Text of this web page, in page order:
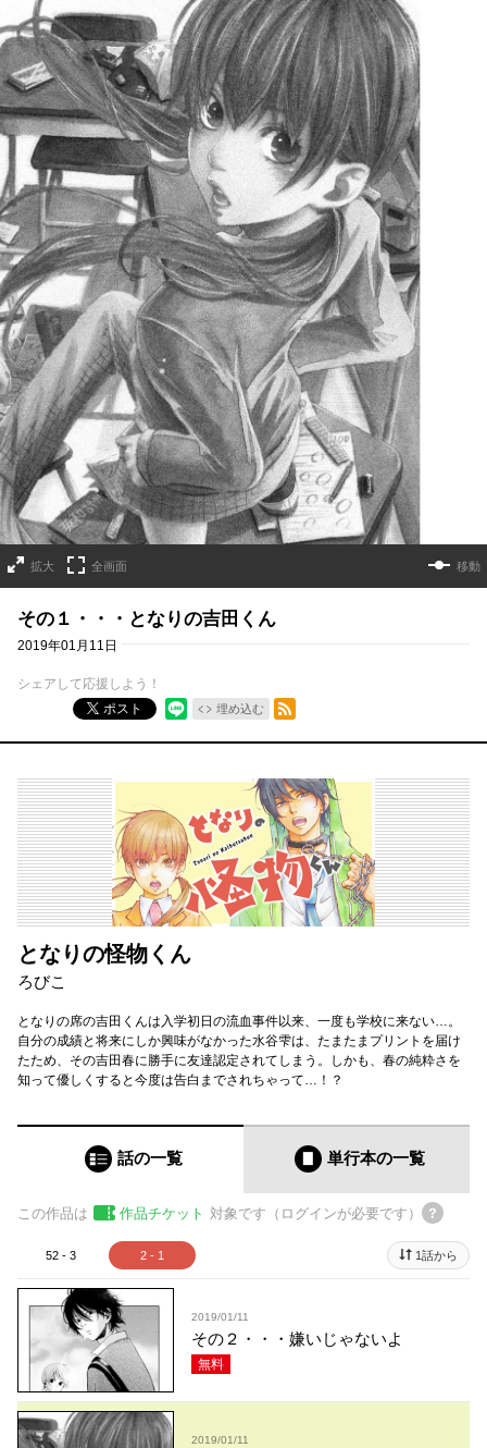
拡大 全画面 移動
その１・・・となりの吉田くん
2019年01月11日
シェアして応援しよう！
ポスト
埋め込む
RSSフィード
となりの怪物くん
ろびこ
となりの席の吉田くんは入学初日の流血事件以来、一度も学校に来ない…。
自分の成績と将来にしか興味がなかった水谷雫は、たまたまプリントを届け
たため、その吉田春に勝手に友達認定されてしまう。しかも、春の純粋さを
知って優しくすると今度は告白までされちゃって…！？
話の一覧 単行本の一覧
この作品は 作品チケット 対象です（ログインが必要です）
52 - 3 2 - 1 1話から
2019/01/11
その２・・・嫌いじゃないよ
無料
2019/01/11